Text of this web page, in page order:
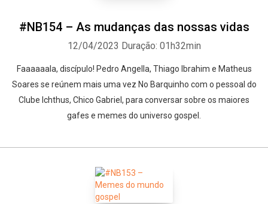
#NB154 – As mudanças das nossas vidas
12/04/2023 Duração: 01h32min
Faaaaaala, discípulo! Pedro Angella, Thiago Ibrahim e Matheus
Soares se reúnem mais uma vez No Barquinho com o pessoal do
Clube Ichthus, Chico Gabriel, para conversar sobre os maiores
gafes e memes do universo gospel.